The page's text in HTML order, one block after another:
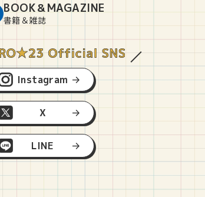
BOOK＆MAGAZINE
書籍＆雑誌
Instagram
X
LINE